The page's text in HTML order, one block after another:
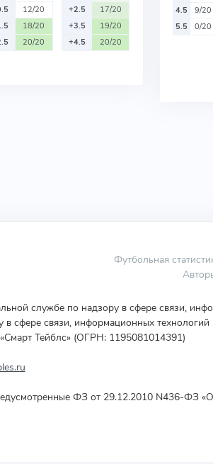
12/20
18/20
20/20
+2.5
17/20
+3.5
19/20
+4.5
20/20
4.5
9/20
5.5
0/20
Футбольная
службе по надзору в сфере связи,
сфере связи, информационных
Тейблс» (ОГРН: 1195081014391)
ФЗ от 29.12.2010 N436-ФЗ